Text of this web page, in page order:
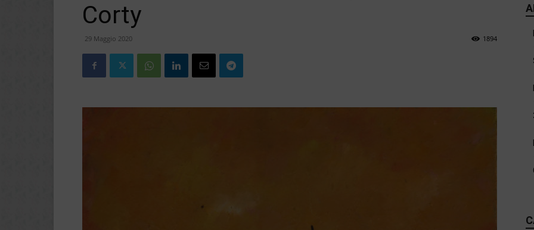
Corty
29 Maggio 2020 1894